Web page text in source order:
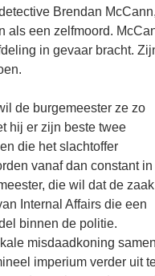
Brendan
als een zelfmoord.
in gevaar bracht.
de burgemeester ze zo
hij er zijn beste twee
die het slachtoffer
vanaf dan constant in
die wil dat de zaak
Internal Affairs die een
binnen de politie.
misdaadkoning
imperium verder uit